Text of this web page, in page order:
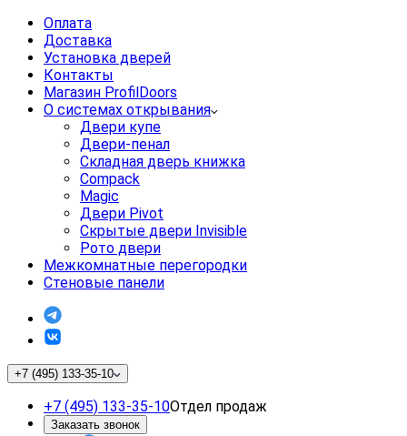
Оплата
Доставка
Установка дверей
Контакты
Магазин ProfilDoors
О системах открывания
Двери купе
Двери-пенал
Складная дверь книжка
Compack
Magic
Двери Pivot
Скрытые двери Invisible
Рото двери
Межкомнатные перегородки
Стеновые панели
+7 (495) 133-35-10
+7 (495) 133-35-10Отдел продаж
Заказать звонок